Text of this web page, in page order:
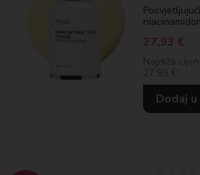
27,93 €
Najniža
27.93 €
Dodaj